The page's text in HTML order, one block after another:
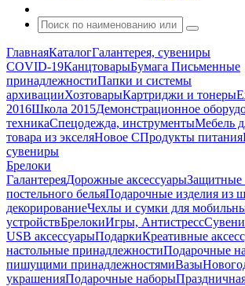
ГлавнаяКаталогГалантерея, сувениры
COVID-19КанцтоварыБумага Письменные
принадлежностиПапки и системы
архивацииХозтоварыКартриджи и тонеры
2016Школа 2015Демонстрационное
техникаСпецодежда, инструментыМебель
товара из экселяНовое СПродукты питания
сувениры
Брелоки
ГалантереяДорожные аксессуарыЗащитные
постельного бельяПодарочные изделия из
декорированиеЧехлы и сумки для
устройствБрелокиИгры, Антистресс
USB аксессуарыПодаркиКреативные
настольные принадлежностиПодарочные
пишущими принадлежностямиВазы
украшенияПодарочные наборы